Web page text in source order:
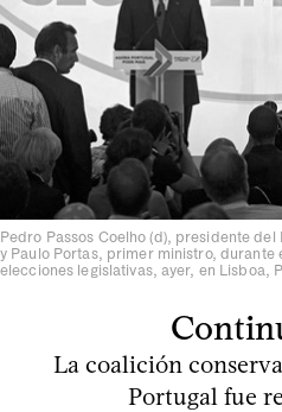
Pedro Passos Coelho (d), presidente
y Paulo Portas, primer ministro, durante
elecciones legislativas, ayer, en Lisboa,
La coalición
Portugal fue